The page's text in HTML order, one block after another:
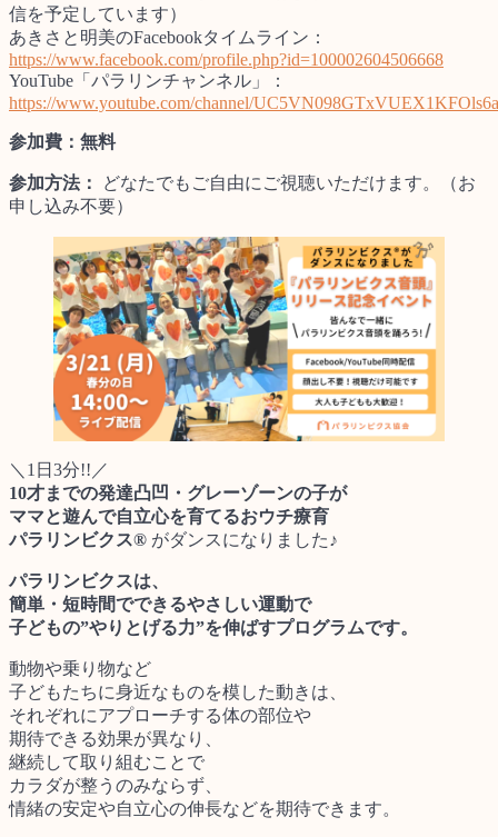
信を予定しています）
あきさと明美のFacebookタイムライン：
https://www.facebook.com/profile.php?id=100002604506668
YouTube「パラリンチャンネル」：
https://www.youtube.com/channel/
参加費：無料
参加方法：
どなたでもご自由にご視聴いただけます。（お
申し込み不要）
＼1日3分!!／
10才までの発達凸凹・グレーゾーンの子が
ママと遊んで自立心を育てるおウチ療育
パラリンビクス® がダンスになりました♪
パラリンビクスは、
簡単・短時間でできるやさしい運動で
子どもの”やりとげる力”を伸ばすプログラムです。
動物や乗り物など
子どもたちに身近なものを模した動きは、
それぞれにアプローチする体の部位や
期待できる効果が異なり、
継続して取り組むことで
カラダが整うのみならず、
情緒の安定や自立心の伸長などを期待できます。